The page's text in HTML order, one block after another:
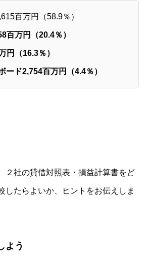
百万円（58.9％）
百万円（20.4％）
円（16.3％）
ード2,754百万円（4.4％）
２社の貸借対照表・損益計算書をど
したらよいか、ヒントをお伝えしま
よう